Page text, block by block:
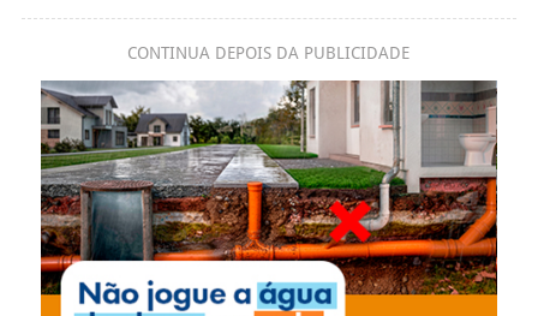
CONTINUA DEPOIS DA PUBLICIDADE